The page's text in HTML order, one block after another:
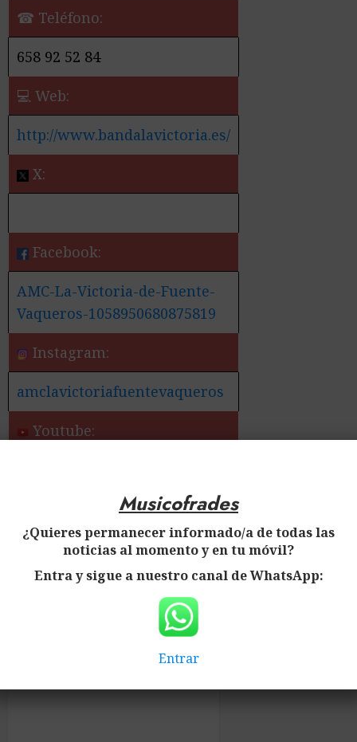
☎ Teléfono:
658 92 52 84
💻 Web:
http://www.bandalavictoria.es/
X:
Facebook:
AMC-La-Victoria-de-Fuente-
Vaqueros-1058950680875819
Instagram:
amclavictoriafuentevaqueros
Youtube:
✅ Más información:
Noticias de la Banda de
Música Municipal de la
Asociación Músico – Cultural
La Victoria de Fuente
Musicofrades
¿Quieres permanecer informado/a de todas las
noticias al momento y en tu móvil?
Entra y sigue a nuestro canal de WhatsApp:
Entrar